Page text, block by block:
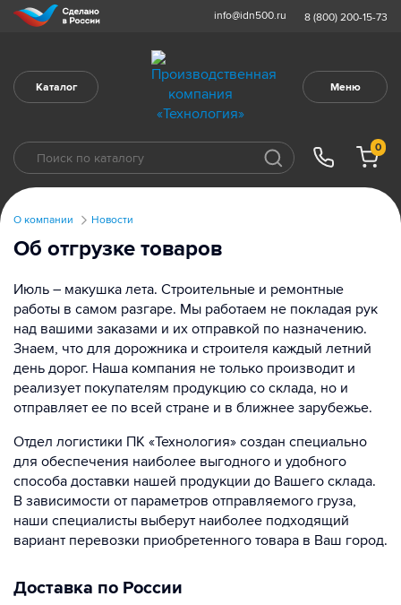
info@idn500.ru 8 (800) 200-15-73
Каталог Меню
0
О компании Новости
Об отгрузке товаров
Июль – макушка лета. Строительные и ремонтные
работы в самом разгаре. Мы работаем не покладая рук
над вашими заказами и их отправкой по назначению.
Знаем, что для дорожника и строителя каждый летний
день дорог. Наша компания не только производит и
реализует покупателям продукцию со склада, но и
отправляет ее по всей стране и в ближнее зарубежье.
Отдел логистики ПК «Технология» создан специально
для обеспечения наиболее выгодного и удобного
способа доставки нашей продукции до Вашего склада.
В зависимости от параметров отправляемого груза,
наши специалисты выберут наиболее подходящий
вариант перевозки приобретенного товара в Ваш город.
Доставка по России